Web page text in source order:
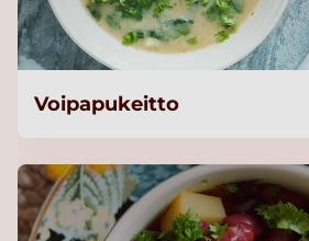
Voipapukeitto